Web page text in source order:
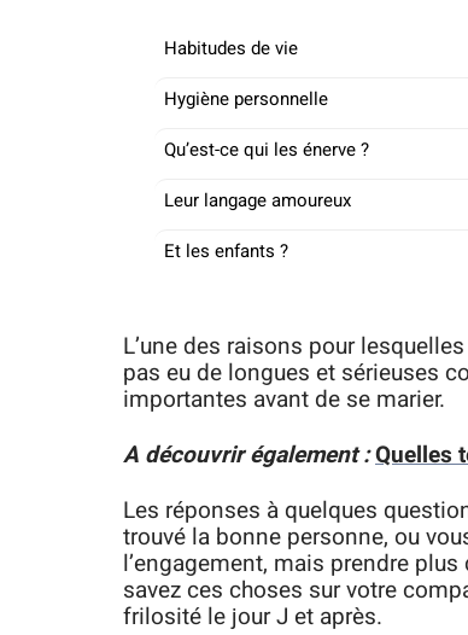
Habitudes de vie
Hygiène personnelle
Qu’est-ce qui les énerve ?
Leur langage amoureux
Et les enfants ?
L’une des raisons pour
pas eu de longues et sérieuses
importantes avant de se marier.
A découvrir également :Quelles
Les réponses à quelques
trouvé la bonne personne, ou
l’engagement, mais prendre
savez ces choses sur votre
frilosité le jour J et après.